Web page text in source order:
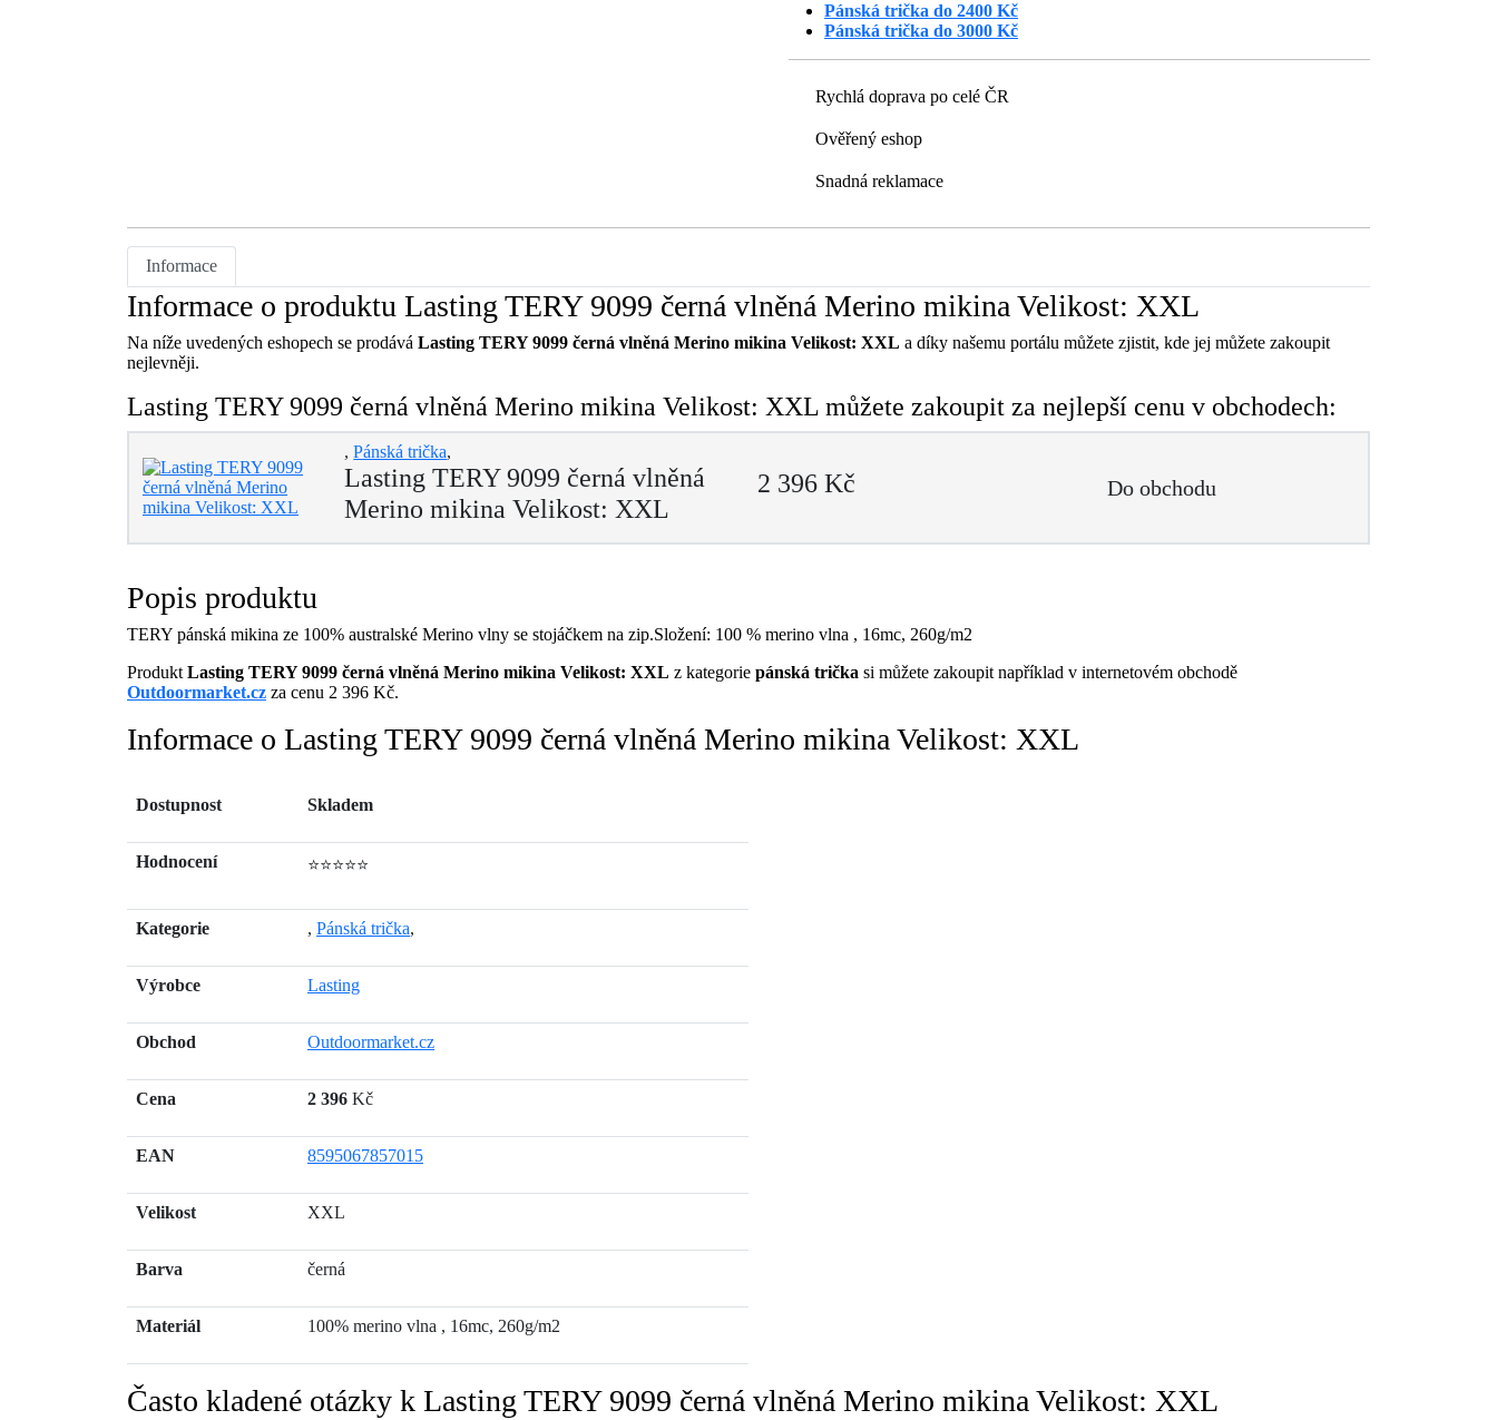
Pánská trička do 2400 Kč
Pánská trička do 3000 Kč
Rychlá doprava po celé ČR
Ověřený eshop
Snadná reklamace
Informace
Informace o produktu Lasting TERY 9099 černá vlněná Merino mikina Velikost: XXL
Na níže uvedených eshopech se prodává Lasting TERY 9099 černá vlněná Merino mikina Velikost: XXL a díky našemu portálu můžete zjistit, kde jej můžete zakoupit
nejlevněji.
Lasting TERY 9099 černá vlněná Merino mikina Velikost: XXL můžete zakoupit za nejlepší cenu v obchodech:
,Pánská trička,
Lasting TERY 9099 černá vlněná
Merino mikina Velikost: XXL
2 396 Kč Do obchodu
Popis produktu
TERY pánská mikina ze 100% australské Merino vlny se stojáčkem na zip.Složení: 100 % merino vlna , 16mc, 260g/m2
Produkt Lasting TERY 9099 černá vlněná Merino mikina Velikost: XXL z kategorie pánská trička si můžete zakoupit například v internetovém obchodě
Outdoormarket.cz za cenu 2 396 Kč.
Informace o Lasting TERY 9099 černá vlněná Merino mikina Velikost: XXL
Dostupnost Skladem
Hodnocení ⭐⭐⭐⭐⭐
Kategorie , Pánská trička,
Výrobce Lasting
Obchod Outdoormarket.cz
Cena 2 396 Kč
EAN 8595067857015
Velikost XXL
Barva černá
Materiál 100% merino vlna , 16mc, 260g/m2
Často kladené otázky k Lasting TERY 9099 černá vlněná Merino mikina Velikost: XXL